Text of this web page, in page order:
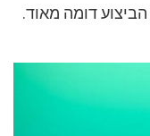
דומה מאוד.